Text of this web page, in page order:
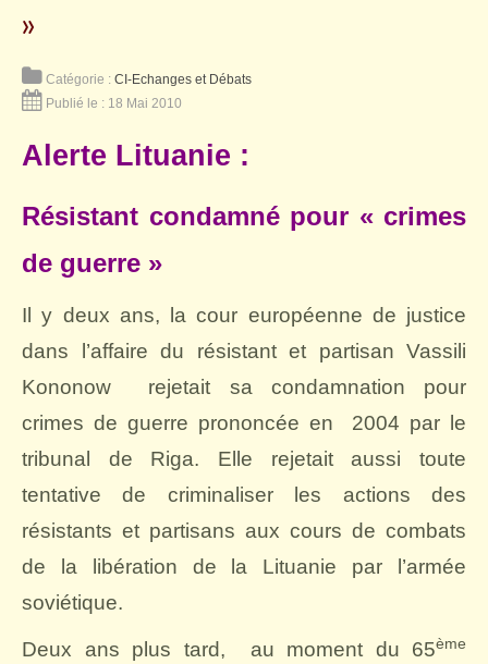
»
Catégorie : CI-Echanges et Débats
Publié le : 18 Mai 2010
Alerte Lituanie :
Résistant condamné pour « crimes
de guerre »
Il y deux ans, la cour européenne de justice
dans l’affaire du résistant et partisan Vassili
Kononow
rejetait sa condamnation pour
crimes de guerre prononcée en
2004 par le
tribunal de Riga. Elle rejetait aussi toute
tentative de criminaliser les actions des
résistants et partisans aux cours de combats
de la libération de la Lituanie par l’armée
soviétique.
Deux ans plus tard, au moment du 65ème